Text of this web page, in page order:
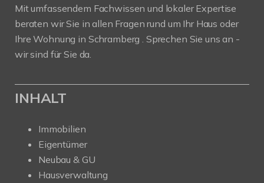
Mit umfassendem Fachwissen und lokaler Expertise
beraten wir Sie in allen Fragen rund um Ihr Haus oder
Ihre Wohnung in Schramberg . Sprechen Sie uns an -
wir sind für Sie da.
INHALT
Immobilien
Eigentümer
Neubau & GU
Hausverwaltung